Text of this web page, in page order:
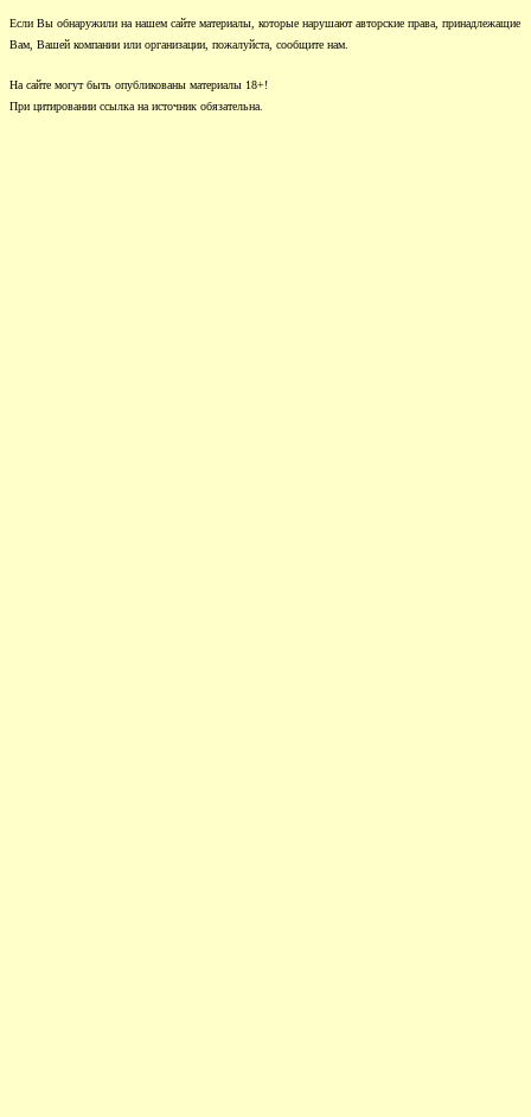
Если Вы обнаружили на нашем сайте материалы, которые нарушают авторские права, принадлежащие
Вам, Вашей компании или организации, пожалуйста, сообщите нам.
На сайте могут быть опубликованы материалы 18+!
При цитировании ссылка на источник обязательна.